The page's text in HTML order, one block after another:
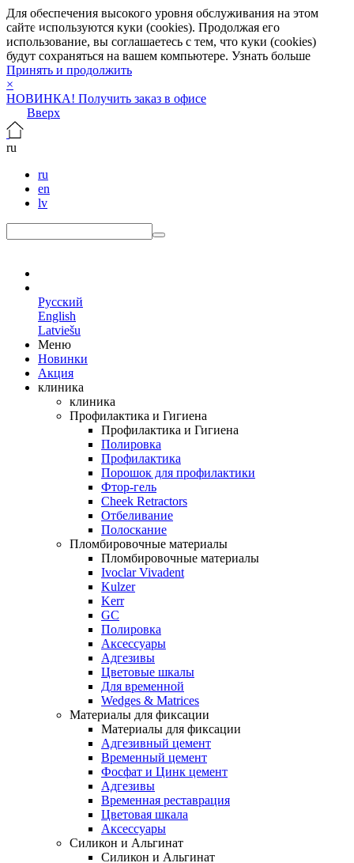
Для обеспечения высокого уровня обслуживания на этом
сайте используются куки (cookies). Продолжая его
использование, вы соглашаетесь с тем, что куки (cookies)
будут сохраняться на вашем компьютере. Узнать больше
Принять и продолжить
×
НОВИНКА! Получить заказ в офисе
Вверх
ru
ru
en
lv
Русский
English
Latviešu
Меню
Новинки
Акция
клиника
клиника
Профилактика и Гигиена
Профилактика и Гигиена
Полировка
Профилактика
Порошок для профилактики
Фтор-гель
Cheek Retractors
Отбеливание
Полоскание
Пломбировочные материалы
Пломбировочные материалы
Ivoclar Vivadent
Kulzer
Kerr
GC
Полировка
Аксессуары
Адгезивы
Цветовые шкалы
Для временной
Wedges & Matrices
Материалы для фиксации
Материалы для фиксации
Адгезивный цемент
Временный цемент
Фосфат и Цинк цемент
Адгезивы
Временная реставрация
Цветовая шкала
Аксессуары
Силикон и Альгинат
Силикон и Альгинат